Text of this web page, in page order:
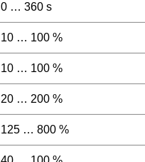
0 … 360 s
10 … 100 %
10 … 100 %
20 … 200 %
125 … 800 %